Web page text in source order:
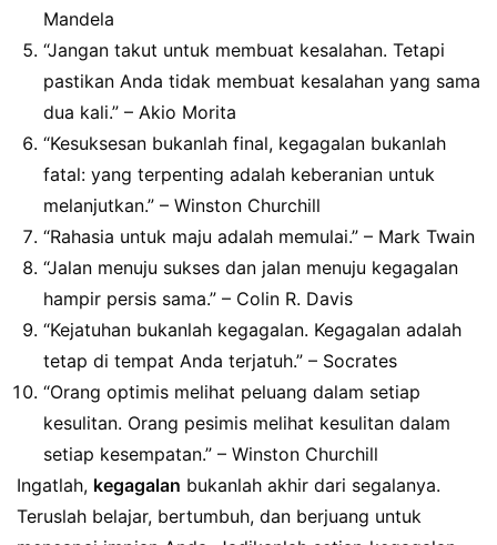
Mandela
“Jangan takut untuk membuat kesalahan. Tetapi
pastikan Anda tidak membuat kesalahan yang sama
dua kali.” – Akio Morita
“Kesuksesan bukanlah final, kegagalan bukanlah
fatal: yang terpenting adalah keberanian untuk
melanjutkan.” – Winston Churchill
“Rahasia untuk maju adalah memulai.” – Mark Twain
“Jalan menuju sukses dan jalan menuju kegagalan
hampir persis sama.” – Colin R. Davis
“Kejatuhan bukanlah kegagalan. Kegagalan adalah
tetap di tempat Anda terjatuh.” – Socrates
“Orang optimis melihat peluang dalam setiap
kesulitan. Orang pesimis melihat kesulitan dalam
setiap kesempatan.” – Winston Churchill
Ingatlah, kegagalan bukanlah akhir dari segalanya.
Teruslah belajar, bertumbuh, dan berjuang untuk